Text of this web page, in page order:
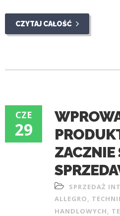
CZYTAJ CAŁOŚĆ
CZE
29
ZACZNIE
SPRZEDAŻ
ALLEGRO,
HANDLOWYCH,